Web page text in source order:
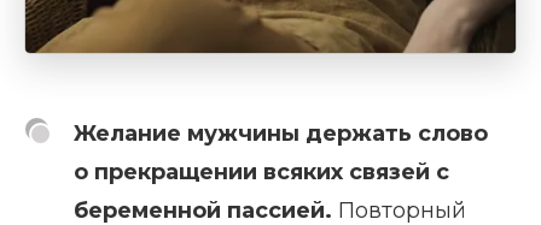
Желание мужчины держать слово
о прекращении всяких связей с
беременной пассией. Повторный